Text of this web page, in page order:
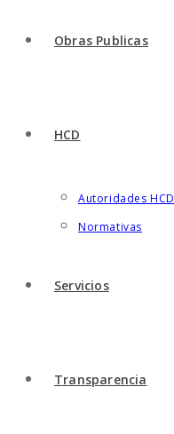
Obras Publicas
HCD
Autoridades HCD
Normativas
Servicios
Transparencia